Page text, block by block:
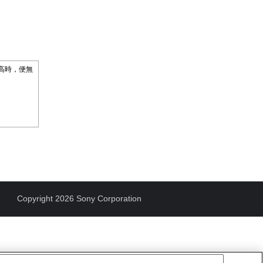
時，便無
Copyright 2026 Sony Corporation